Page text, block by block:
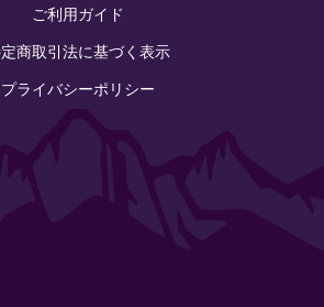
ご利用ガイド
商取引法に基づく表示
プライバシーポリシー